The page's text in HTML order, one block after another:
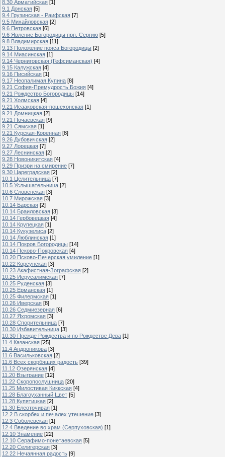
8.30 Арматийская [1]
9.1 Донская [5]
9.4 Грузинская - Раифская [7]
9.5 Михайловская [2]
9.6 Петровская [6]
9.6 Явление Богородицы прп. Сергию [5]
9.8 Владимирская [11]
9.13 Положение пояса Богородицы [2]
9.14 Миасинская [1]
9.14 Черниговская (Гефсиманская) [4]
9.15 Калужская [4]
9.16 Писийская [1]
9.17 Неопалимая Купина [8]
9.21 София-Премудрость Божия [4]
9.21 Рождество Богородицы [14]
9.21 Холмская [4]
9.21 Исааковская-пошехонская [1]
9.21 Домницкая [2]
9.21 Почаевская [9]
9.21 Сямская [1]
9.21 Курская-Коренная [8]
9.26 Дубовичская [2]
9.27 Лорецкая [7]
9.27 Леснинская [2]
9.28 Новоникитская [4]
9.29 Призри на смирение [7]
9.30 Цареградская [2]
10.1 Целительница [7]
10.5 Услышательница [2]
10.6 Словенская [3]
10.7 Мирожская [3]
10.14 Барская [2]
10.14 Браиловская [3]
10.14 Гербовецкая [4]
10.14 Крупецкая [1]
10.14 Кукузелиса [2]
10.14 Люблинская [1]
10.14 Покров Богородицы [14]
10.14 Псково-Покровская [4]
10.20 Псково-Печерская умиление [1]
10.22 Корсунская [3]
10.23 Акафистная-Зографская [2]
10.25 Иерусалимская [7]
10.25 Руденская [3]
10.25 Ерманская [1]
10.25 Филермская [1]
10.26 Иверская [8]
10.26 Седмиезерная [6]
10.27 Яхромская [3]
10.28 Спорительница [7]
10.30 Избавительница [3]
10.30 Прежде Рождества и по Рождестве Дева [1]
11.4 Казанская [25]
11.4 Андроникова [3]
11.6 Васильковская [2]
11.6 Всех скорбящих радость [39]
11.12 Озерянская [4]
11.20 Взыграние [12]
11.22 Скоропослушница [20]
11.25 Милостивая Киккская [4]
11.28 Благоуханный Цвет [5]
11.28 Купятицкая [2]
11.30 Елеоточивая [1]
12.2 В скорбех и печалех утешение [3]
12.3 Соболевская [1]
12.4 Введение во храм (Серпуховская) [1]
12.10 Знамение [22]
12.10 Серафимо-понетаевская [5]
12.20 Селигерская [3]
12.22 Нечаянная радость [9]